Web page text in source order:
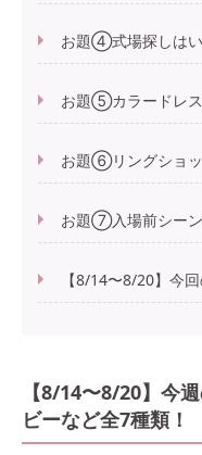
お題④式場探しはい
お題⑤カラードレ
お題⑥リングショ
お題⑦入場前シー
【8/14〜8/20】今
【8/14〜8/20】今
ビーなど全7種類！